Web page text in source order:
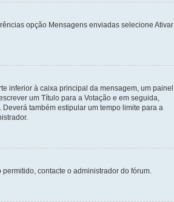
opção Mensagens enviadas selecione Ativar
inferior à caixa principal da mensagem, um painel
um Título para a Votação e em seguida,
também estipular um tempo limite para a
contacte o administrador do fórum.